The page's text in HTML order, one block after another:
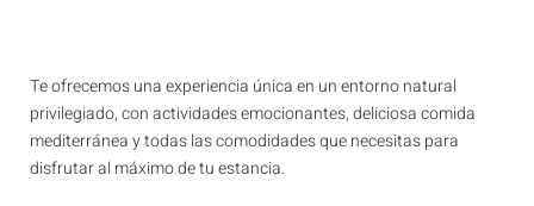
Te ofrecemos una experiencia única en un entorno natural
privilegiado, con actividades emocionantes, deliciosa comida
mediterránea y todas las comodidades que necesitas para
disfrutar al máximo de tu estancia.